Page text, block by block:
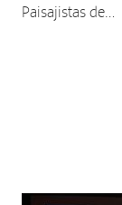
Paisajistas de…